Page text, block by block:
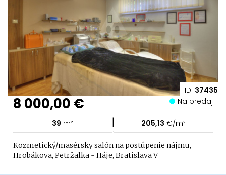
ID: 37435
8 000,00 € Na predaj
39 m² | 205,13 €/m²
Kozmetický/masérsky salón na postúpenie nájmu,
Hrobákova, Petržalka - Háje, Bratislava V